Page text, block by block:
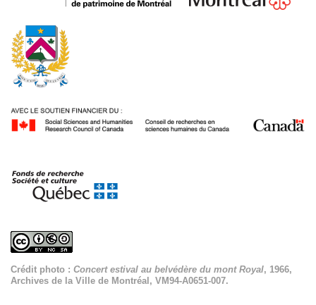
Crédit photo : Concert estival au belvédère du mont Royal, 1966,
Archives de la Ville de Montréal, VM94-A0651-007.